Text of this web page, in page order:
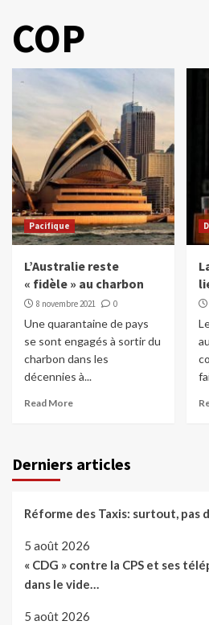
COP
Pacifique
L’Australie reste
« fidèle » au charbon
8 novembre 2021 0
Une quarantaine de pays
se sont engagés à sortir du
charbon dans les
décennies à...
Read More
Derniers articles
Réforme des Taxis: surtout, pas
5 août 2026
« CDG » contre la CPS et ses
dans le vide…
5 août 2026